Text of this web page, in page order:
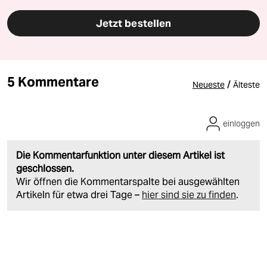
Jetzt bestellen
5 Kommentare Neueste / Älteste
Die Kommentarfunktion unter diesem Artikel ist
geschlossen.
Wir öffnen die Kommentarspalte bei ausgewählten
Artikeln für etwa drei Tage – hier sind sie zu finden.
einloggen